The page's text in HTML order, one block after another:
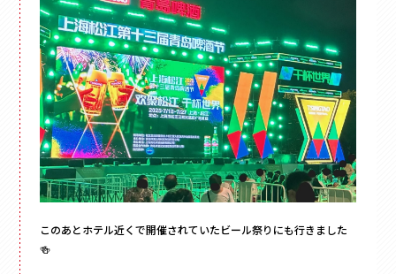
このあとホテル近くで開催されていたビール祭りにも行きました
🍻